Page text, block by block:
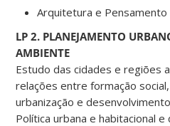
Arquitetura e Pensamento
LP 2. PLANEJAMENTO
AMBIENTE
Estudo das cidades e regiões
relações entre formação
urbanização e
Política urbana e habitacional e